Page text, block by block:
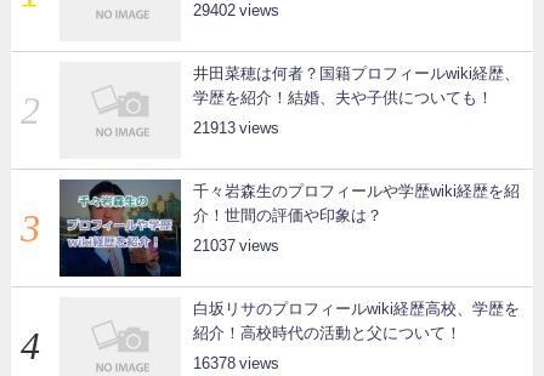
29402
井田菜穂は何者？国籍プロフィールwiki経歴、
学歴を紹介！結婚、夫や子供についても！
21913
千々岩森生のプロフィールや学歴wiki経歴を紹
介！世間の評価や印象は？
21037
白坂リサのプロフィールwiki経歴高校、学歴を
紹介！高校時代の活動と父について！
16378